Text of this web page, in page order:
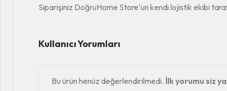
Siparişiniz DoğruHome Store'un kendi lojistik ekibi
Kullanıcı Yorumları
Bu ürün henüz değerlendirilmedi. İlk yorumu siz